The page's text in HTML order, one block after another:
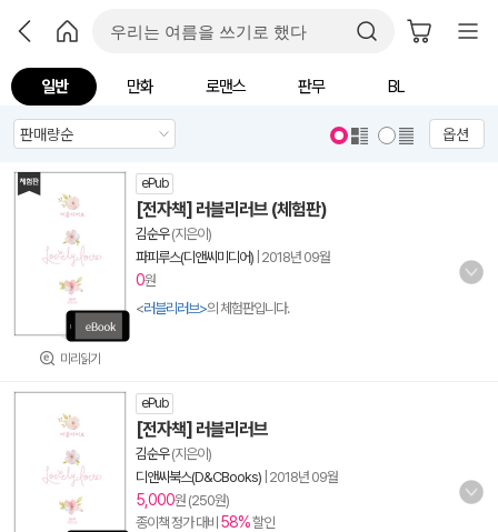
일반 만화 로맨스 판무 BL
옵션
미리읽기
ePub
[전자책] 러블리러브 (체험판)
김순우(지은이)
파피루스(디앤씨미디어) 2018년 09월
0원
<러블리러브>의 체험판입니다.
ePub
[전자책] 러블리러브
김순우(지은이)
디앤씨북스(D&CBooks) 2018년 09월
5,000원 (250원)
종이책 정가 대비 58%할인